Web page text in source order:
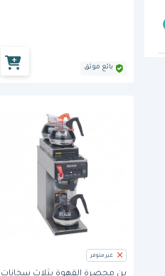
بائع موثق
غير متوفر